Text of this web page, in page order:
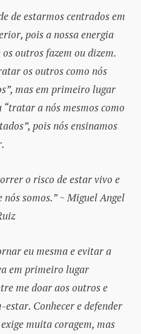
de estarmos centrados em
pois a nossa energia
outros fazem ou dizem.
os outros como nós
mas em primeiro lugar
a nós mesmos como
pois nós ensinamos
o risco de estar vivo e
somos.” ~ Miguel Angel
eu mesma e evitar a
em primeiro lugar
me doar aos outros e
Conhecer e defender
muita coragem, mas